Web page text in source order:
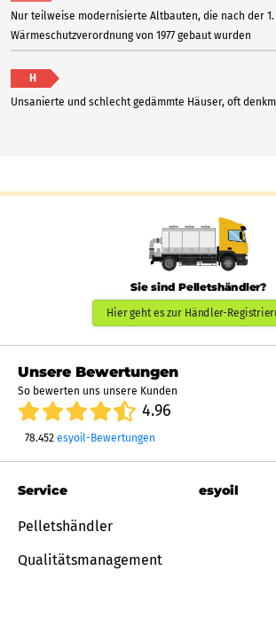
Nur teilweise modernisierte Altbauten, die nach der 1.
Wärmeschutzverordnung von 1977 gebaut wurden
H
Unsanierte und schlecht gedämmte Häuser, oft
Sie sind Pelletshändler?
Hier geht es zur Händler-
Unsere Bewertungen
So bewerten uns unsere Kunden
4.96
78.452 esyoil-Bewertungen
Service
Pelletshändler
Qualitätsmanagement
esyoil